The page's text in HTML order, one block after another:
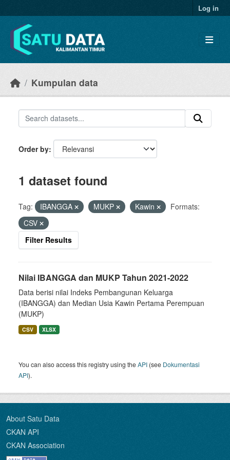
Log in
Kumpulan data
Order by
1 dataset found
Tag: IBANGGA MUKP Kawin
Formats:
CSV
Filter Results
Nilai IBANGGA dan MUKP Tahun 2021-2022
Data berisi nilai Indeks Pembangunan Keluarga
(IBANGGA) dan Median Usia Kawin Pertama Perempuan
(MUKP)
CSV XLSX
You can also access this registry using theAPI (see Dokumentasi
API).
About Satu Data
CKAN API
CKAN Association